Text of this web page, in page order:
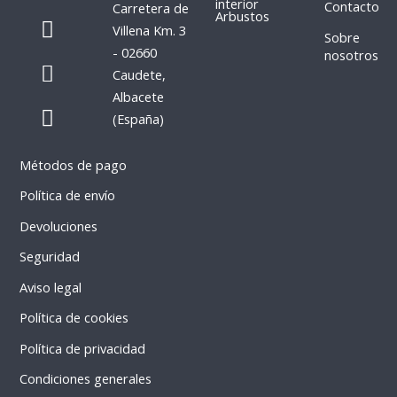
c
e
b
o
o
k
s
t
a
g
r
a
P
h
o
n
-
a
l
t
W
h
a
t
a
p
p
Carretera de
Villena Km. 3
- 02660
Caudete,
Albacete
(España)
interior
Arbustos
Contacto
Sobre
nosotros
Métodos de pago
Política de envío
Devoluciones
Seguridad
Aviso legal
Política de cookies
Política de privacidad
Condiciones generales